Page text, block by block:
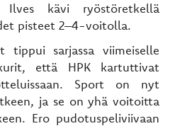
Ilves kävi ryöstöretkellä
pisteet 2–4-voitolla.
tippui sarjassa viimeiselle
että HPK kartuttivat
Sport on nyt
ja se on yhä voitoitta
Ero pudotuspeliviivaan